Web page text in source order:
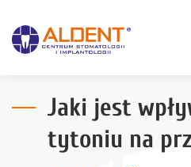
Jaki jest
tytoniu na